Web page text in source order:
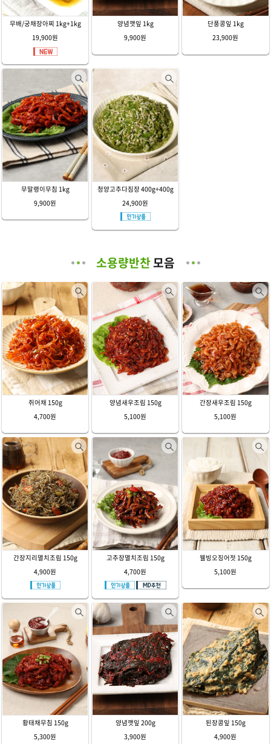
무배/궁채장아찌 1kg+1kg
19,900원
양념깻잎 1kg
9,900원
단풍콩잎 1kg
23,900원
무말랭이무침 1kg
9,900원
청양고추다짐장 400g+400g
24,900원
소용량반찬모음
쥐어채 150g
4,700원
양념새우조림 150g
5,100원
간장새우조림 150g
5,100원
간장지리멸치조림 150g
4,900원
고추장멸치조림 150g
4,700원
웰빙오징어젓 150g
5,100원
황태채무침 150g
5,300원
양념깻잎 200g
3,900원
된장콩잎 150g
4,900원